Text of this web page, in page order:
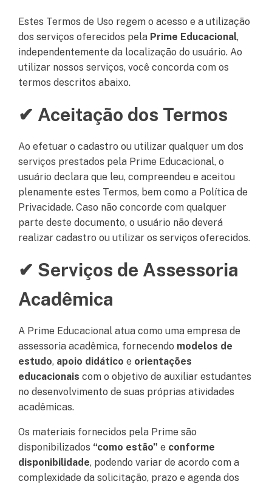
Estes Termos de Uso regem o acesso e a utilização
dos serviços oferecidos pela Prime Educacional,
independentemente da localização do usuário. Ao
utilizar nossos serviços, você concorda com os
termos descritos abaixo.
✔ Aceitação dos Termos
Ao efetuar o cadastro ou utilizar qualquer um dos
serviços prestados pela Prime Educacional, o
usuário declara que leu, compreendeu e aceitou
plenamente estes Termos, bem como a Política de
Privacidade. Caso não concorde com qualquer
parte deste documento, o usuário não deverá
realizar cadastro ou utilizar os serviços oferecidos.
✔ Serviços de Assessoria
Acadêmica
A Prime Educacional atua como uma empresa de
assessoria acadêmica, fornecendo modelos de
estudo, apoio didático e orientações
educacionais com o objetivo de auxiliar estudantes
no desenvolvimento de suas próprias atividades
acadêmicas.
Os materiais fornecidos pela Prime são
disponibilizados “como estão” e conforme
disponibilidade, podendo variar de acordo com a
complexidade da solicitação, prazo e agenda dos